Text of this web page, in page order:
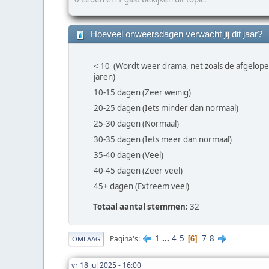
Hoeveel onweersdagen verwacht jij dit jaar?
< 10 (Wordt weer drama, net zoals de
jaren)
10-15 dagen (Zeer weinig)
20-25 dagen (Iets minder dan normaal)
25-30 dagen (Normaal)
30-35 dagen (Iets meer dan normaal)
35-40 dagen (Veel)
40-45 dagen (Zeer veel)
45+ dagen (Extreem veel)
Totaal aantal stemmen: 32
OMLAAG Pagina's 1 ... 4 5 6 7 8
vr 18 jul 2025 - 16:00